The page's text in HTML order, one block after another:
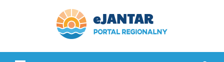
ejantar.pl